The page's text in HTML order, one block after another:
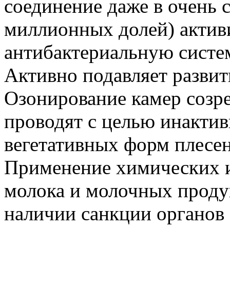
соединение даже в
миллионных долей)
антибактериальную
Активно подавляет
Озонирование камер
проводят с целью
вегетативных форм
Применение химических
молока и молочных
наличии санкции органов